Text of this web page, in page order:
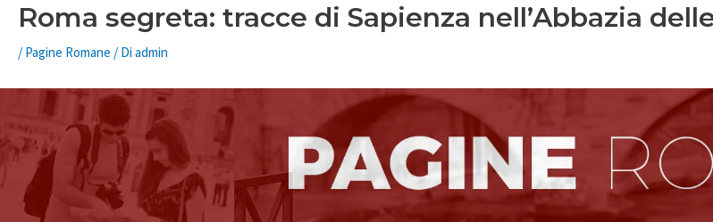
Roma segreta: tracce di Sapienza nell’Abbazia
/ Pagine Romane / Di admin